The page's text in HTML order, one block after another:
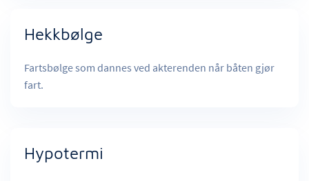
Hekkbølge
Fartsbølge som dannes ved akterenden når båten gjør
fart.
Hypotermi